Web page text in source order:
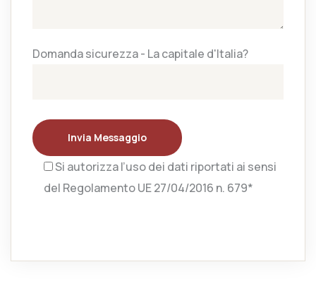
Domanda sicurezza - La capitale d'Italia?
Invia Messaggio
Si autorizza l’uso dei dati riportati ai sensi
del Regolamento UE 27/04/2016 n. 679*